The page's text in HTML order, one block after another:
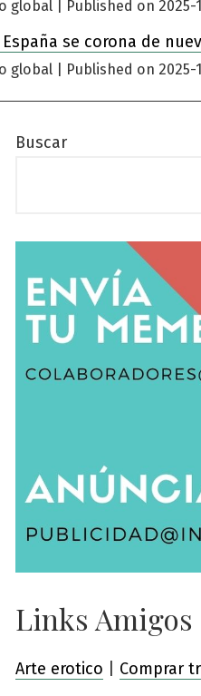
global Published on 2025-
se corona de
global Published on 2025-
Buscar
Links Amigos
Arte erotico Comprar